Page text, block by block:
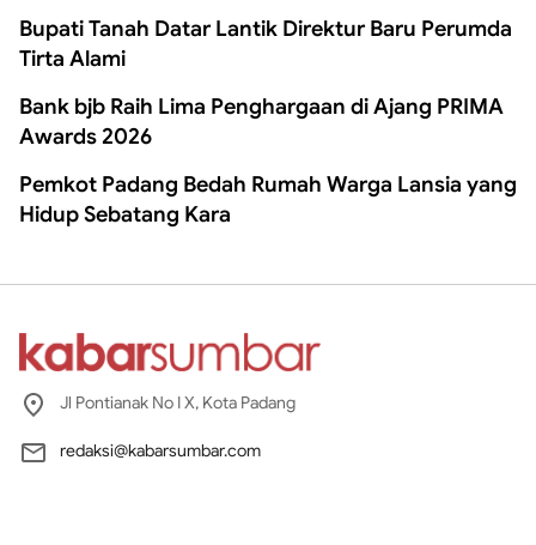
Bupati Tanah Datar Lantik Direktur Baru Perumda
Tirta Alami
Bank bjb Raih Lima Penghargaan di Ajang PRIMA
Awards 2026
Pemkot Padang Bedah Rumah Warga Lansia yang
Hidup Sebatang Kara
Jl Pontianak No I X, Kota Padang
redaksi@kabarsumbar.com